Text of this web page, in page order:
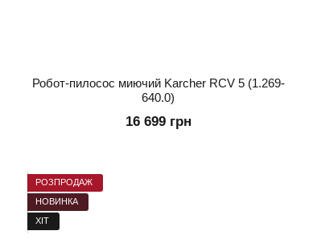
Робот-пилосос миючий Karcher RCV 5 (1.269-
640.0)
16 699 грн
РОЗПРОДАЖ
НОВИНКА
ХІТ